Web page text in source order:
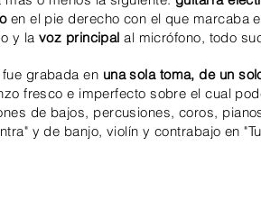
en el pie derecho con el que marcaba
y la voz principal al micrófono, todo
grabada en una sola toma, de un
fresco e imperfecto sobre el cual
de bajos, percusiones, coros,
y de banjo, violín y contrabajo en